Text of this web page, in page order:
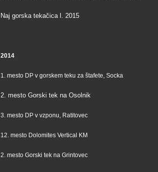
Naj gorska tekačica l. 2015
2014
1. mesto DP v gorskem teku za štafete, Socka
2. mesto Gorski tek na Osolnik
3. mesto DP v vzponu, Ratitovec
12. mesto Dolomites Vertical KM
2. mesto Gorski tek na Grintovec